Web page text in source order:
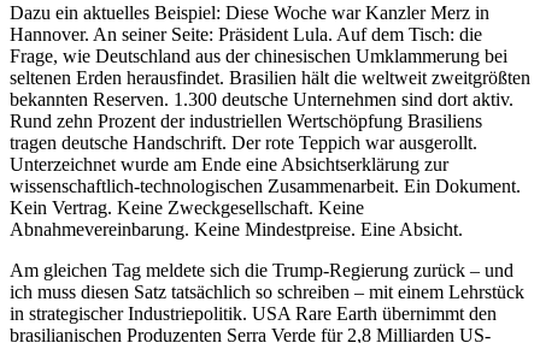
Dazu ein aktuelles Beispiel: Diese Woche war Kanzler Merz in
Hannover. An seiner Seite: Präsident Lula. Auf dem Tisch: die
Frage, wie Deutschland aus der chinesischen Umklammerung bei
seltenen Erden herausfindet. Brasilien hält die weltweit zweitgrößten
bekannten Reserven. 1.300 deutsche Unternehmen sind dort aktiv.
Rund zehn Prozent der industriellen Wertschöpfung Brasiliens
tragen deutsche Handschrift. Der rote Teppich war ausgerollt.
Unterzeichnet wurde am Ende eine Absichtserklärung zur
wissenschaftlich-technologischen Zusammenarbeit. Ein Dokument.
Kein Vertrag. Keine Zweckgesellschaft. Keine
Abnahmevereinbarung. Keine Mindestpreise. Eine Absicht.
Am gleichen Tag meldete sich die Trump-Regierung zurück – und
ich muss diesen Satz tatsächlich so schreiben – mit einem Lehrstück
in strategischer Industriepolitik. USA Rare Earth übernimmt den
brasilianischen Produzenten Serra Verde für 2,8 Milliarden US-